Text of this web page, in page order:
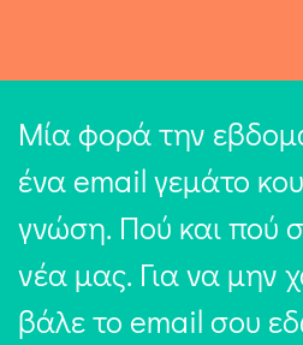
Μία φορά την
ένα email γεμάτο
γνώση. Πού και πού
νέα μας. Για να μην
βάλε το email σου